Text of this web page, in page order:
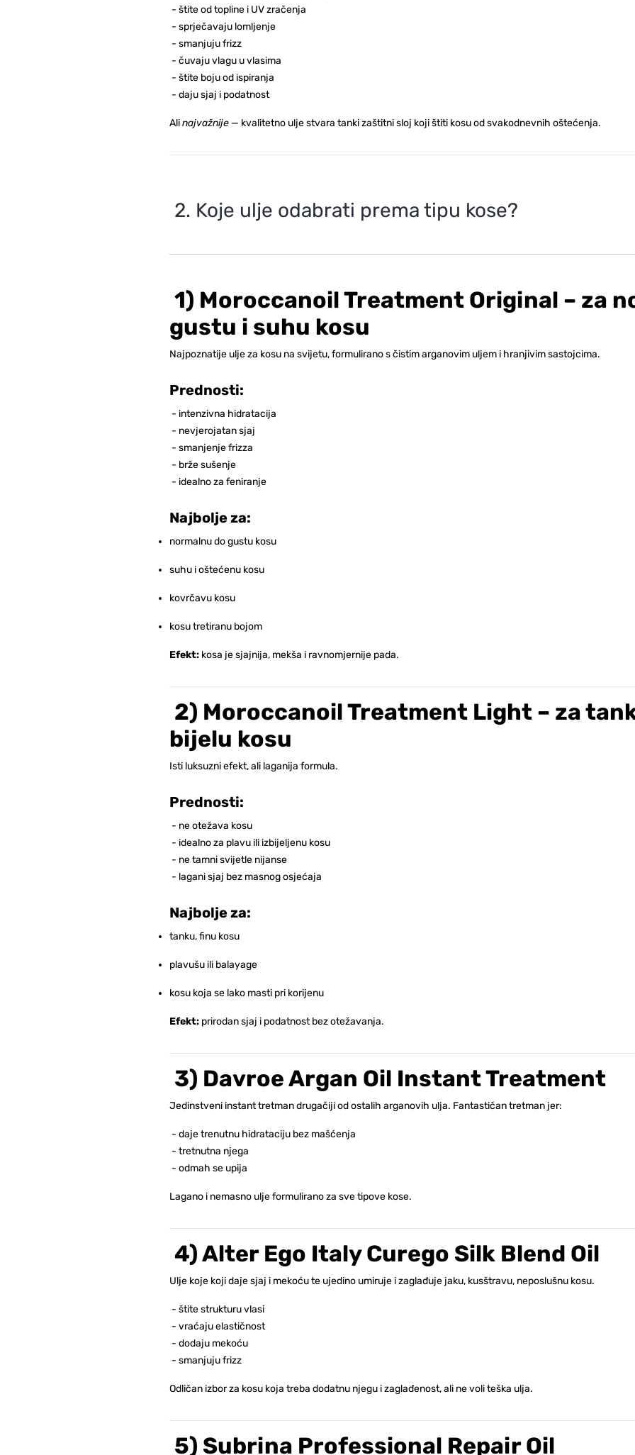
- štite od topline i UV zračenja
- sprječavaju lomljenje
- smanjuju frizz
- čuvaju vlagu u vlasima
- štite boju od ispiranja
- daju sjaj i podatnost
Alinajvažnije — kvalitetno ulje stvara tanki zaštitni sloj koji štiti kosu od svakodnevnih oštećenja.
2. Koje ulje odabrati prema tipu kose?
1) Moroccanoil Treatment Original – za
gustu i suhu kosu
Najpoznatije ulje za kosu na svijetu, formulirano s čistim arganovim uljem i hranjivim sastojcima.
Prednosti:
- intenzivna hidratacija
- nevjerojatan sjaj
- smanjenje frizza
- brže sušenje
- idealno za feniranje
Najbolje za:
normalnu do gustu kosu
suhu i oštećenu kosu
kovrčavu kosu
kosu tretiranu bojom
Efekt: kosa je sjajnija, mekša i ravnomjernije pada.
2) Moroccanoil Treatment Light – za
bijelu kosu
Isti luksuzni efekt, ali laganija formula.
Prednosti:
- ne otežava kosu
- idealno za plavu ili izbijeljenu kosu
- ne tamni svijetle nijanse
- lagani sjaj bez masnog osjećaja
Najbolje za:
tanku, finu kosu
plavušu ili balayage
kosu koja se lako masti pri korijenu
Efekt: prirodan sjaj i podatnost bez otežavanja.
3) Davroe Argan Oil Instant Treatment
Jedinstveni instant tretman drugačiji od ostalih arganovih ulja. Fantastičan tretman jer:
- daje trenutnu hidrataciju bez mašćenja
- tretnutna njega
- odmah se upija
Lagano i nemasno ulje formulirano za sve tipove kose.
4) Alter Ego Italy Curego Silk Blend Oil
Ulje koje koji daje sjaj i mekoću te ujedino umiruje i zaglađuje jaku, kusštravu, neposlušnu kosu.
- štite strukturu vlasi
- vraćaju elastičnost
- dodaju mekoću
- smanjuju frizz
Odličan izbor za kosu koja treba dodatnu njegu i zaglađenost, ali ne voli teška ulja.
5) Subrina Professional Repair Oil